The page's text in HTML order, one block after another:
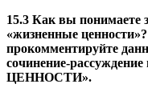
15.3 Как вы понимаете
«жизненные
прокомментируйте
сочинение-
ЦЕННОСТИ».